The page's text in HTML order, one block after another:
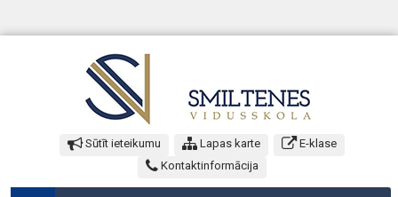
Sūtīt ieteikumu Lapas karte
E-klase
Kontaktinformācija